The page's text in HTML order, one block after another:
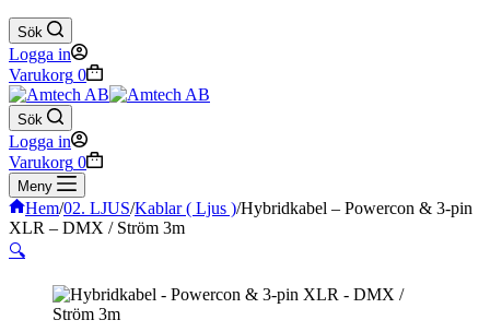
Sök
Logga in
Varukorg 0
Sök
Logga in
Varukorg 0
Meny
Hem/02. LJUS/Kablar ( Ljus )/Hybridkabel – Powercon & 3-pin
XLR – DMX / Ström 3m
🔍